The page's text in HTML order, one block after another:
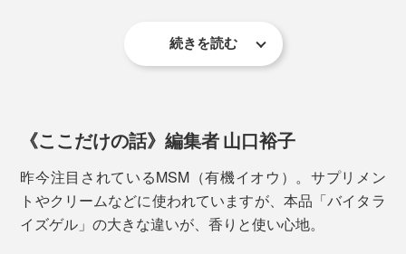
＜有機イオウ（ジメチルスルホン※2）＞
もともと人間の軟骨・筋肉・皮膚などにも含まれる成
本品には、樹木由来で無味無臭の「有機イオウ（※2）」
パウダーを配合しています。
※一般社団法人 日本リカバリー協会 「 リカバリー（休養・抗疲労）白書2024レポ
秀樹氏こそ、休養を科学的にサポートするためのブラン
本品は、休養学の理論を「塗るアイテム」に落とし込ん
だ、新発想の「マッサージジェルクリーム」です。
続きを読む
《ここだけの話》編集者 山口裕子
昨今注目されているMSM（有機イオウ）。サプリメン
トやクリームなどに使われていますが、本品「バイタラ
イズゲル」の大きな違いが、香りと使い心地。